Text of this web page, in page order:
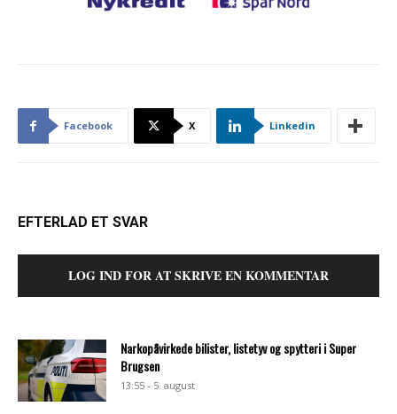
Facebook X Linkedin
EFTERLAD ET SVAR
LOG IND FOR AT SKRIVE EN KOMMENTAR
Narkopåvirkede bilister, listetyv og spytteri i Super
Brugsen
13:55 - 5. august